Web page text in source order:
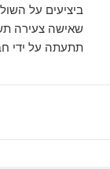
ביציעים על
שאישה צעירה
תתעתה על ידי